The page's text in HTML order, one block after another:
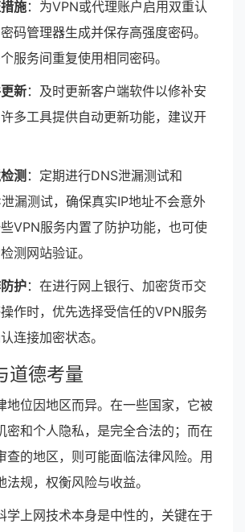
施：为VPN或代理账户启用双重认
码管理器生成并保存高强度密码。
服务间重复使用相同密码。
新：及时更新客户端软件以修补安
多工具提供自动更新功能，建议开
测 ：定期进行DNS泄漏测试和
漏测试，确保真实IP地址不会意外
VPN服务内置了防护功能，也可使
测网站验证。
护：在进行网上银行、加密货币交
作时，优先选择受信任的VPN服务
连接加密状态。
道德考量
地位因地区而异。在一些国家，它被
密和个人隐私，是完全合法的；而在
查的地区，则可能面临法律风险。用
法规，权衡风险与收益。
学上网技术本身是中性的，关键在于